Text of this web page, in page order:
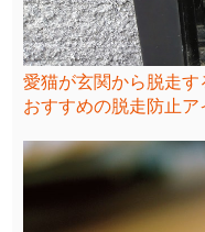
愛猫が玄関から脱走
おすすめの脱走防止ア